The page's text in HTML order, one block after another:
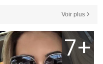
Voir plus
7+